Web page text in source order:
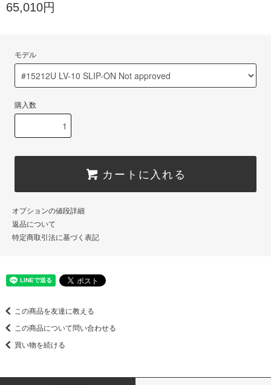
65,010円
モデル
購入数
カートに入れる
オプションの値段詳細
返品について
特定商取引法に基づく表記
この商品を友達に教える
この商品について問い合わせる
買い物を続ける